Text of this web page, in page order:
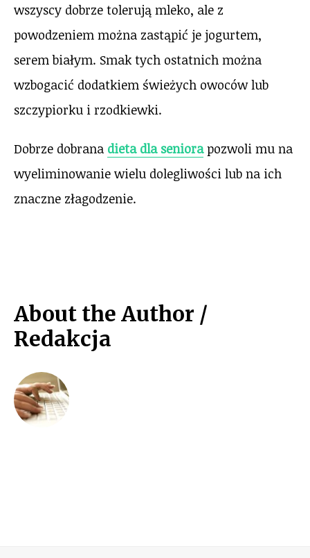
wszyscy dobrze tolerują mleko, ale z
powodzeniem można zastąpić je jogurtem,
serem białym. Smak tych ostatnich można
wzbogacić dodatkiem świeżych owoców lub
szczypiorku i rzodkiewki.
Dobrze dobrana dieta dla seniorapozwoli mu na
wyeliminowanie wielu dolegliwości lub na ich
znaczne złagodzenie.
About the Author /
Redakcja